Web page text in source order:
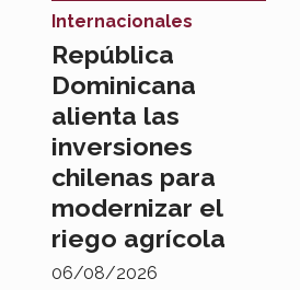
República
Dominicana
alienta las
inversiones
chilenas para
modernizar el
riego agrícola
Internacionales
06/08/2026